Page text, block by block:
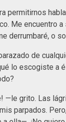
permitirnos
Me encuentro
derrumbaré, o
de
lo escogiste a
—le grito. Las
parpados.